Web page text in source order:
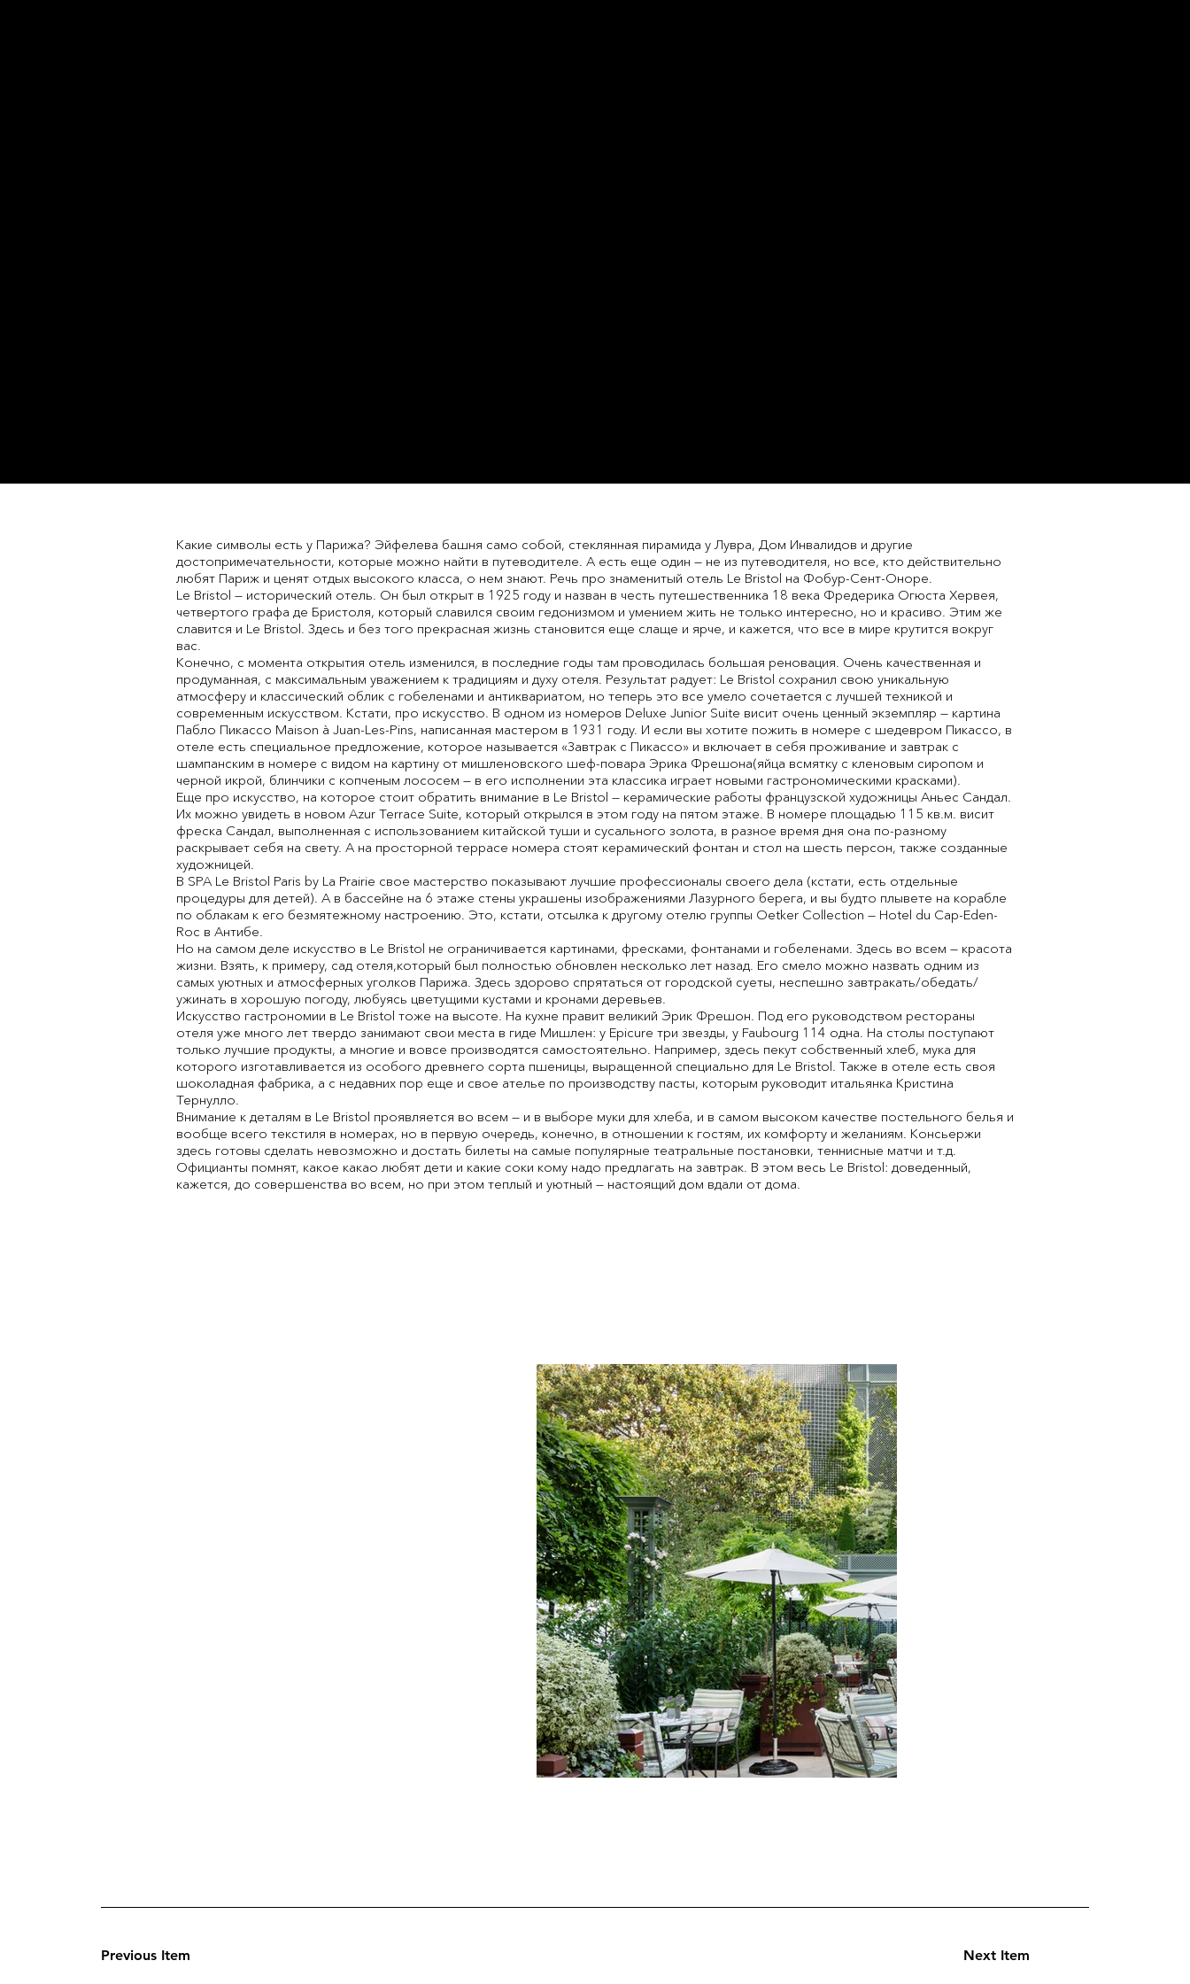
Какие символы есть у Парижа? Эйфелева башня само собой, стеклянная пирамида у Лувра, Дом Инвалидов и другие
достопримечательности, которые можно найти в путеводителе. А есть еще один — не из путеводителя, но все, кто действительно
любят Париж и ценят отдых высокого класса, о нем знают. Речь про знаменитый отель Le Bristol на Фобур-Сент-Оноре.
Le Bristol — исторический отель. Он был открыт в 1925 году и назван в честь путешественника 18 века Фредерика Огюста Хервея,
четвертого графа де Бристоля, который славился своим гедонизмом и умением жить не только интересно, но и красиво. Этим же
славится и Le Bristol. Здесь и без того прекрасная жизнь становится еще слаще и ярче, и кажется, что все в мире крутится вокруг
вас.
Конечно, с момента открытия отель изменился, в последние годы там проводилась большая реновация. Очень качественная и
продуманная, с максимальным уважением к традициям и духу отеля. Результат радует: Le Bristol сохранил свою уникальную
атмосферу и классический облик с гобеленами и антиквариатом, но теперь это все умело сочетается с лучшей техникой и
современным искусством. Кстати, про искусство. В одном из номеров Deluxe Junior Suite висит очень ценный экземпляр — картина
Пабло Пикассо Maison à Juan-Les-Pins, написанная мастером в 1931 году. И если вы хотите пожить в номере с шедевром Пикассо, в
отеле есть специальное предложение, которое называется «Завтрак с Пикассо» и включает в себя проживание и завтрак с
шампанским в номере с видом на картину от мишленовского шеф-повара Эрика Фрешона(яйца всмятку с кленовым сиропом и
черной икрой, блинчики с копченым лососем — в его исполнении эта классика играет новыми гастрономическими красками).
Еще про искусство, на которое стоит обратить внимание в Le Bristol — керамические работы французской художницы Аньес Сандал.
Их можно увидеть в новом Azur Terrace Suite, который открылся в этом году на пятом этаже. В номере площадью 115 кв.м. висит
фреска Сандал, выполненная с использованием китайской туши и сусального золота, в разное время дня она по-разному
раскрывает себя на свету. А на просторной террасе номера стоят керамический фонтан и стол на шесть персон, также созданные
художницей.
В SPA Le Bristol Paris by La Prairie свое мастерство показывают лучшие профессионалы своего дела (кстати, есть отдельные
процедуры для детей). А в бассейне на 6 этаже стены украшены изображениями Лазурного берега, и вы будто плывете на корабле
по облакам к его безмятежному настроению. Это, кстати, отсылка к другому отелю группы Oetker Collection — Hotel du Cap-Eden-
Roc в Антибе.
Но на самом деле искусство в Le Bristol не ограничивается картинами, фресками, фонтанами и гобеленами. Здесь во всем — красота
жизни. Взять, к примеру, сад отеля,который был полностью обновлен несколько лет назад. Его смело можно назвать одним из
самых уютных и атмосферных уголков Парижа. Здесь здорово спрятаться от городской суеты, неспешно завтракать/обедать/
ужинать в хорошую погоду, любуясь цветущими кустами и кронами деревьев.
Искусство гастрономии в Le Bristol тоже на высоте. На кухне правит великий Эрик Фрешон. Под его руководством рестораны
отеля уже много лет твердо занимают свои места в гиде Мишлен: у Epicure три звезды, у Faubourg 114 одна. На столы поступают
только лучшие продукты, а многие и вовсе производятся самостоятельно. Например, здесь пекут собственный хлеб, мука для
которого изготавливается из особого древнего сорта пшеницы, выращенной специально для Le Bristol. Также в отеле есть своя
шоколадная фабрика, а с недавних пор еще и свое ателье по производству пасты, которым руководит итальянка Кристина
Тернулло.
Внимание к деталям в Le Bristol проявляется во всем — и в выборе муки для хлеба, и в самом высоком качестве постельного белья и
вообще всего текстиля в номерах, но в первую очередь, конечно, в отношении к гостям, их комфорту и желаниям. Консьержи
здесь готовы сделать невозможно и достать билеты на самые популярные театральные постановки, теннисные матчи и т.д.
Официанты помнят, какое какао любят дети и какие соки кому надо предлагать на завтрак. В этом весь Le Bristol: доведенный,
кажется, до совершенства во всем, но при этом теплый и уютный — настоящий дом вдали от дома.
Next Item
Previous Item